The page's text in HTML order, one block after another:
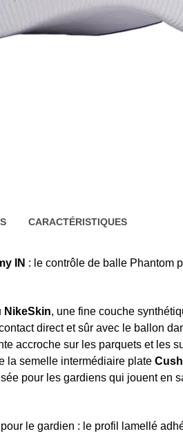
CARACTÉRISTIQUES
IN : le contrôle de balle Phantom
NikeSkin, une fine couche
direct et sûr avec le ballon
accroche sur les parquets et les
la semelle intermédiaire plate
pour les gardiens qui jouent en
le gardien : le profil lamellé